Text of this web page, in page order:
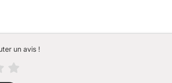
un avis !